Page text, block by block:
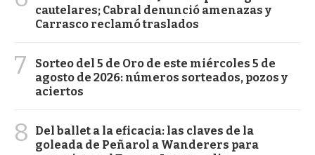
cautelares; Cabral denunció amenazas y
Carrasco reclamó traslados
7
Sorteo del 5 de Oro de este miércoles 5 de
agosto de 2026: números sorteados, pozos y
aciertos
8
Del ballet a la eficacia: las claves de la
goleada de Peñarol a Wanderers para